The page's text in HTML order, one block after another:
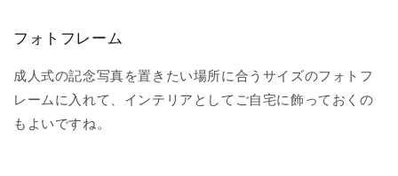
フォトフレーム
成人式の記念写真を置きたい場所に合うサイズのフォトフ
レームに入れて、インテリアとしてご自宅に飾っておくの
もよいですね。